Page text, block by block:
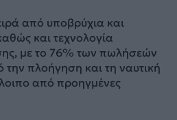
από υποβρύχια και
και τεχνολογία
με το 76% των πωλήσεών
την πλοήγηση και τη ναυτική
από προηγμένες